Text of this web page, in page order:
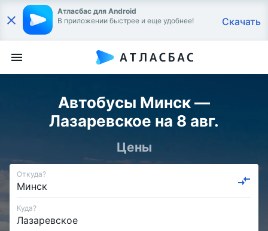
Атласбас для Android
В приложении быстрее и еще удобнее!
Скачать
Автобусы Минск —
Лазаревское на 8 авг.
Цены
Откуда?
Куда?